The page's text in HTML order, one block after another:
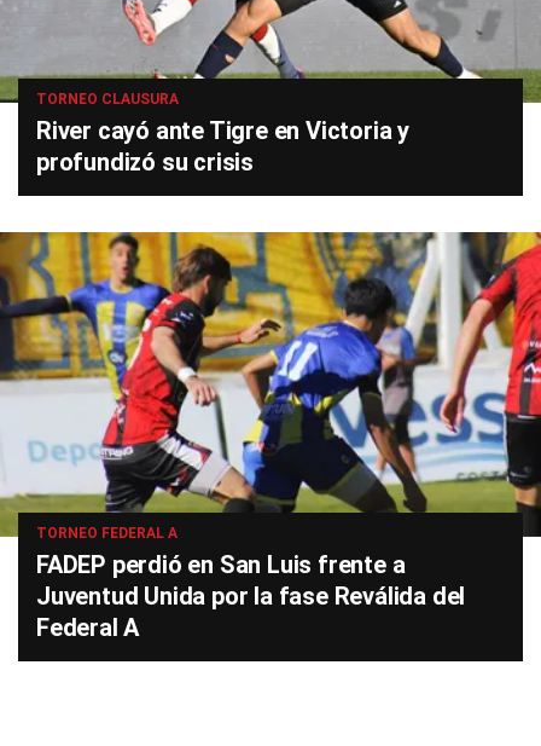
TORNEO CLAUSURA
River cayó ante Tigre en Victoria y
profundizó su crisis
TORNEO FEDERAL A
FADEP perdió en San Luis frente a
Juventud Unida por la fase Reválida del
Federal A